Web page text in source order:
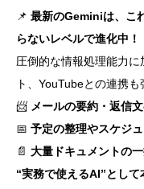
📌 最新のGeminiは、こ
らないレベルで進化中！
圧倒的な情報処理能力
ト、YouTubeとの連携も
📨 メールの要約・返信
📅 予定の整理やスケジ
📄 大量ドキュメントの
“実務で使えるAI”として